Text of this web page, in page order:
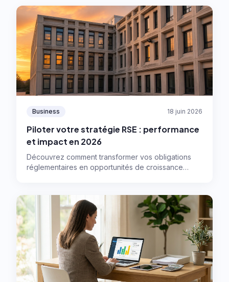
Business 18 juin 2026
Piloter votre stratégie RSE : performance
et impact en 2026
Découvrez comment transformer vos obligations
réglementaires en opportunités de croissance